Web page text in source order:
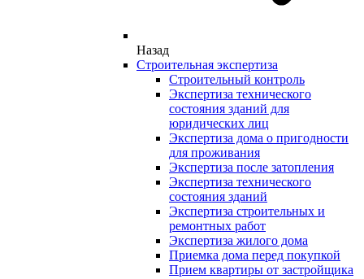
Назад
Строительная экспертиза
Строительный контроль
Экспертиза технического
состояния зданий для
юридических лиц
Экспертиза дома о пригодности
для проживания
Экспертиза после затопления
Экспертиза технического
состояния зданий
Экспертиза строительных и
ремонтных работ
Экспертиза жилого дома
Приемка дома перед покупкой
Прием квартиры от застройщика